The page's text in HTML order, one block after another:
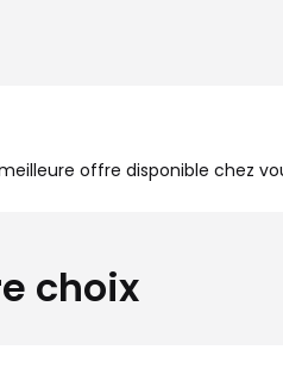
offre disponible chez
choix